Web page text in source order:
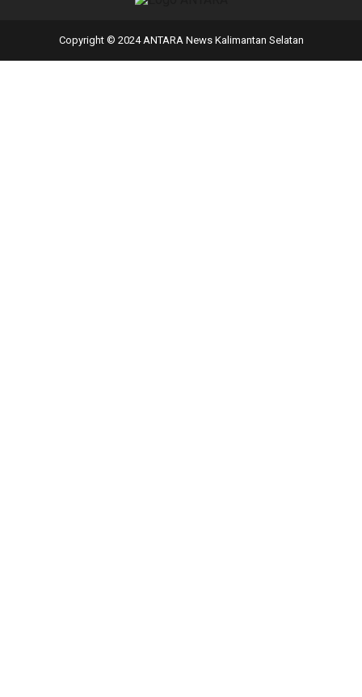
Copyright © 2024 ANTARA News Kalimantan Selatan